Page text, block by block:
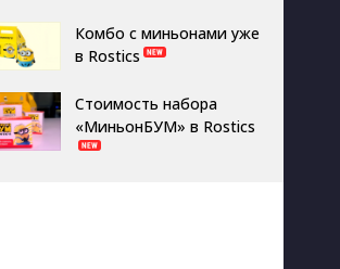
Комбо с миньонами уже
в Rostics
Стоимость набора
«МиньонБУМ» в Rostics